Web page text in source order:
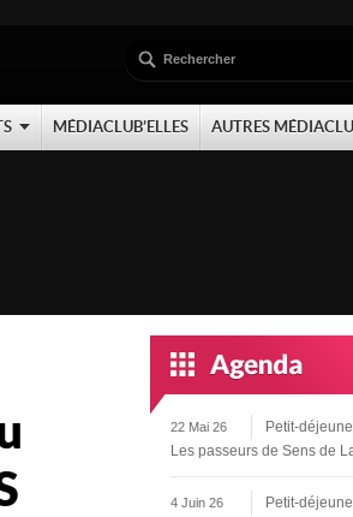
MÉDIACLUB’ELLES AUTRES
22 Mai 26
Petit-
Les passeurs de Sens de
4 Juin 26
Petit-